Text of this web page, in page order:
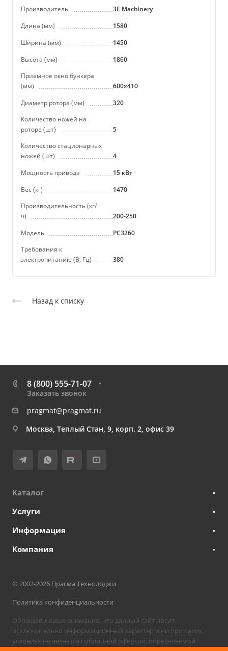
Производитель
3E Machinery
Длина (мм)
1580
Ширина (мм)
1450
Высота (мм)
1860
Приемное окно бункера
(мм)
600х410
Диаметр ротора (мм)
320
Количество ножей на
роторе (шт)
5
Количество стационарных
ножей (шт)
4
Мощность привода
15 кВт
Вес (кг)
1470
Производительность (кг/
ч)
200-250
Модель
PC3260
Требования к
электропитанию (В, Гц)
380
Назад к списку
8 (800) 555-71-07
Заказать звонок
pragmat@pragmat.ru
Москва, Теплый Стан, 9, корп. 2, офис 39
Каталог
Услуги
Информация
Компания
© 2002-2026 Прагма Технолоджи
Политика конфиденциальности
Обращаем ваше внимание, что данный сайт носит
исключительно информационный характер и ни при каких
условиях не является публичной офертой, определяемой